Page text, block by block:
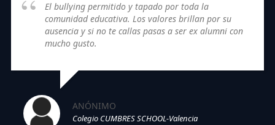
El bullying permitido y tapado por toda la
comunidad educativa. Los valores brillan por su
ausencia y si no te callas pasas a ser ex alumni con
mucho gusto.
ANÓNIMO
Colegio CUMBRES SCHOOL-Valencia